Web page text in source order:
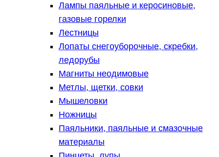
Лампы паяльные и керосиновые,
газовые горелки
Лестницы
Лопаты снегоуборочные, скребки,
ледорубы
Магниты неодимовые
Метлы, щетки, совки
Мышеловки
Ножницы
Паяльники, паяльные и смазочные
материалы